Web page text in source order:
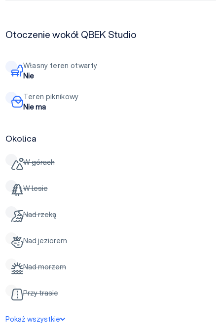
Otoczenie wokół QBEK Studio
Własny teren otwarty
Nie
Teren piknikowy
Nie ma
Okolica
W górach
W lesie
Nad rzeką
Nad jeziorem
Nad morzem
Przy trasie
Pokaż wszystkie